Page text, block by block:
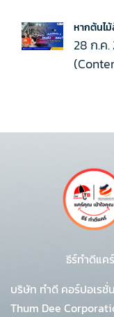
หากต้นไ
28 ก.ค.
ธีร์ทำดีแคร์
บริษัท ทำดี คอร์ปอเรชั่
Thum Dee